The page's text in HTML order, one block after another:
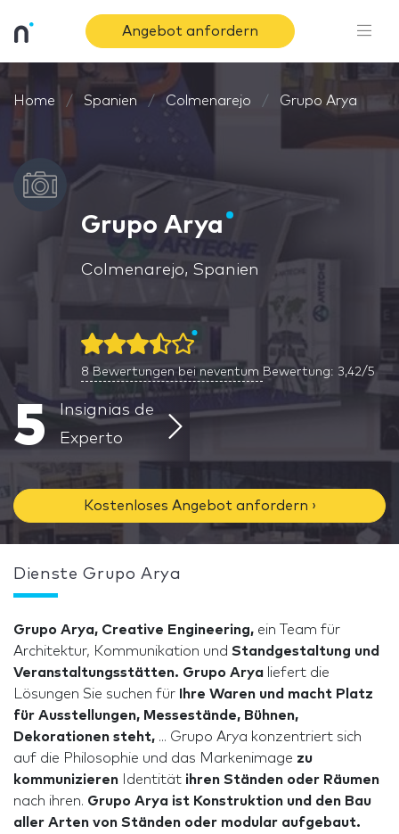
Angebot anfordern
Home Spanien Colmenarejo Grupo Arya
Grupo Arya
Colmenarejo, Spanien
8 Bewertungen bei neventum Bewertung: 3,42/5
5
Insignias de
Experto
Kostenloses Angebot anfordern ›
Dienste Grupo Arya
Grupo Arya, Creative Engineering, ein Team für
Architektur, Kommunikation und Standgestaltung und
Veranstaltungsstätten. Grupo Arya liefert die
Lösungen Sie suchen für
Ihre Waren und macht Platz
für Ausstellungen, Messestände, Bühnen,
Dekorationen steht, ... Grupo Arya konzentriert sich
auf die Philosophie und das Markenimage zu
kommunizieren Identität ihren Ständen oder Räumen
nach ihren. Grupo Arya ist Konstruktion und den Bau
aller Arten von Ständen oder modular aufgebaut.